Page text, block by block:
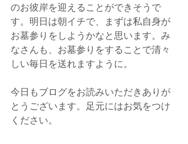
のお彼岸を迎えることができそうで
す。明日は朝イチで、まずは私自身が
お墓参りをしようかなと思います。み
なさんも、お墓参りをすることで清々
しい毎日を送れますように。
今日もブログをお読みいただきありが
とうございます。足元にはお気をつけ
ください。